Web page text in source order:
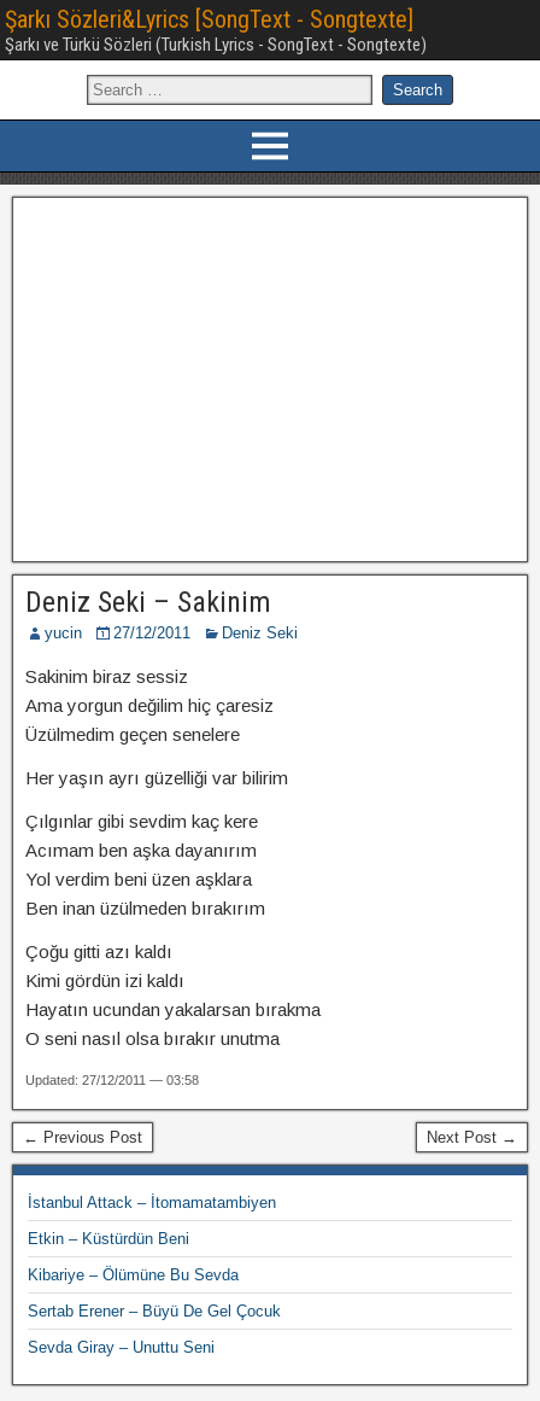
Şarkı Sözleri&Lyrics [SongText - Songtexte]
Şarkı ve Türkü Sözleri (Turkish Lyrics - SongText - Songtexte)
Deniz Seki – Sakinim
yucin 27/12/2011 Deniz Seki
Sakinim biraz sessiz
Ama yorgun değilim hiç çaresiz
Üzülmedim geçen senelere
Her yaşın ayrı güzelliği var bilirim
Çılgınlar gibi sevdim kaç kere
Acımam ben aşka dayanırım
Yol verdim beni üzen aşklara
Ben inan üzülmeden bırakırım
Çoğu gitti azı kaldı
Kimi gördün izi kaldı
Hayatın ucundan yakalarsan bırakma
O seni nasıl olsa bırakır unutma
Updated: 27/12/2011 — 03:58
← Previous Post Next Post →
İstanbul Attack – İtomamatambiyen
Etkin – Küstürdün Beni
Kibariye – Ölümüne Bu Sevda
Sertab Erener – Büyü De Gel Çocuk
Sevda Giray – Unuttu Seni